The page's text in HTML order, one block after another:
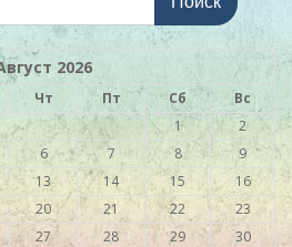
2026
Чт Пт Сб
Вс
1
2
6 7 8
9
13 14 15
16
20 21 22
23
27 28 29
30